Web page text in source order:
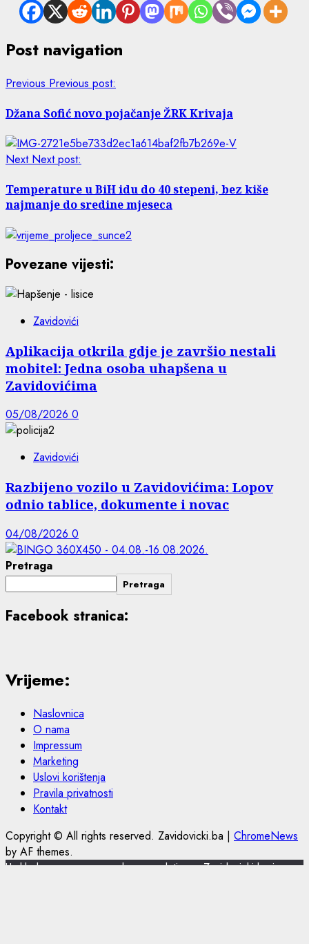
Post navigation
Previous Previous post:
Džana Sofić novo pojačanje ŽRK Krivaja
Next Next post:
Temperature u BiH idu do 40 stepeni, bez kiše
najmanje do sredine mjeseca
Povezane vijesti:
Zavidovići
Aplikacija otkrila gdje je završio nestali
mobitel: Jedna osoba uhapšena u
Zavidovićima
05/08/2026 0
Zavidovići
Razbijeno vozilo u Zavidovićima: Lopov
odnio tablice, dokumente i novac
04/08/2026 0
Pretraga
Pretraga
Facebook stranica:
Vrijeme:
Naslovnica
O nama
Impressum
Marketing
Uslovi korištenja
Pravila privatnosti
Kontakt
Copyright © All rights reserved. Zavidovicki.ba | ChromeNews
by AF themes.
U skladu s novom europskom regulativom, Zavidovicki.ba je